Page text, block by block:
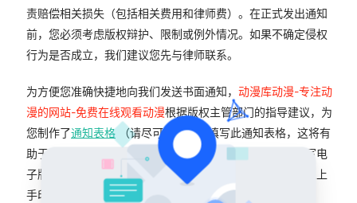
责赔偿相关损失（包括相关费用和律师费）。在正式发出通知
前，您必须考虑版权辩护、限制或例外情况。如果不确定侵权
行为是否成立，我们建议您先与律师联系。
为方便您准确快捷地向我们发送书面通知， 动漫库动漫-专注动
漫的网站-免费在线观看动漫根据版权主管部门的指导建议，为
您制作了通知表格 （请尽可能详细地填写此通知表格，这将有
助于我们尽快作出回复）。请您根据表格的要求及指引填写电
子版权利通知，并将生成的纸面文件加盖印章（公司）或摁上
手印（个人）按照如下方式与我们取得联系：